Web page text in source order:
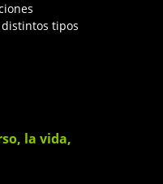
tipos
la vida,